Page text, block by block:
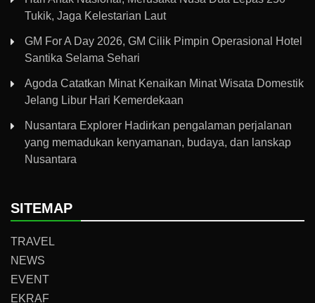
Tukik, Jaga Kelestarian Laut
GM For A Day 2026, GM Cilik Pimpin Operasional Hotel
Santika Selama Sehari
Agoda Catatkan Minat Kenaikan Minat Wisata Domestik
Jelang Libur Hari Kemerdekaan
Nusantara Explorer Hadirkan pengalaman perjalanan
yang memadukan kenyamanan, budaya, dan lanskap
Nusantara
SITEMAP
TRAVEL
NEWS
EVENT
EKRAF